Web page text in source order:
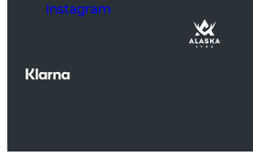
Instagram